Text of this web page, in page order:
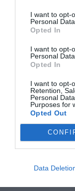
I want to opt-
Personal Data.
Opted In
I want to opt-
Personal
Opted In
I want to opt-
Retention,
Personal
Purposes for
Opted Out
Data